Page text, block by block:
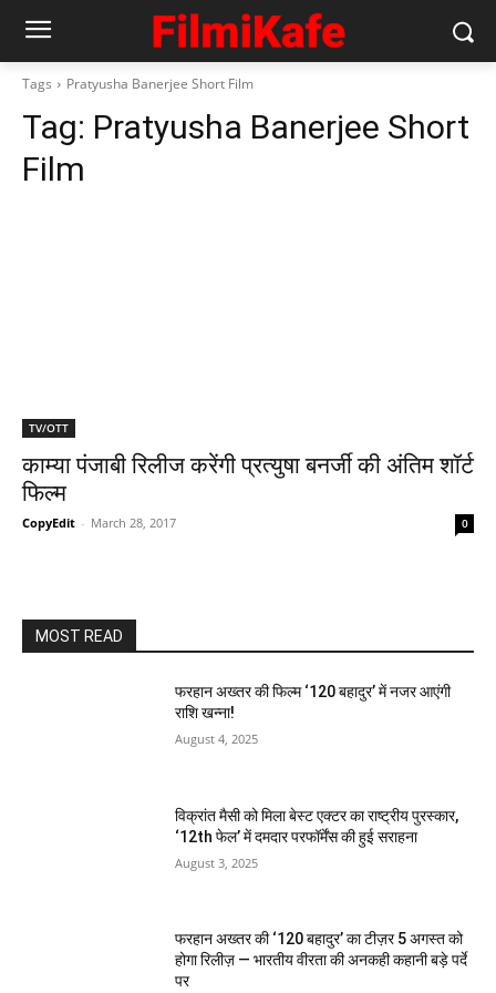
Tags Pratyusha Banerjee Short Film
Tag: Pratyusha Banerjee Short
Film
TV/OTT
काम्‍या पंजाबी रिलीज करेंगी प्रत्‍युषा बनर्जी की अंतिम शॉर्ट
फिल्‍म
CopyEdit - March 28, 2017 0
MOST READ
फरहान अख्तर की फिल्म ‘120 बहादुर’ में नजर आएंगी
राशि खन्ना!
August 4, 2025
विक्रांत मैसी को मिला बेस्ट एक्टर का राष्ट्रीय पुरस्कार,
‘12th फेल’ में दमदार परफॉर्मेंस की हुई सराहना
August 3, 2025
फरहान अख्तर की ‘120 बहादुर’ का टीज़र 5 अगस्त को
होगा रिलीज़ — भारतीय वीरता की अनकही कहानी बड़े पर्दे
पर